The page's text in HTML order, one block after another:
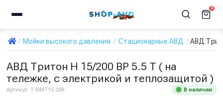
0
Мойки высокого давления Стационарные АВД АВД
АВД Тритон H 15/200 BP 5.5 T ( на
тележке, с электрикой и теплозащитой )
Артикул: T-NMT15.20R В наличии